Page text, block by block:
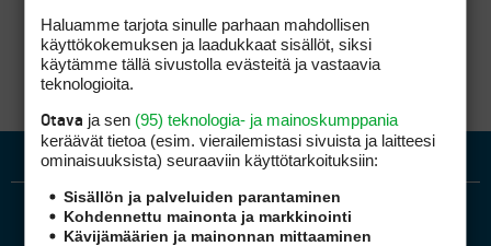
Haluamme tarjota sinulle parhaan mahdollisen
käyttökokemuksen ja laadukkaat sisällöt, siksi
käytämme tällä sivustolla evästeitä ja vastaavia
teknologioita.
Otava ja sen (95) teknologia- ja mainoskumppania
keräävät tietoa (esim. vierailemis­tasi sivuista ja laitteesi
ominaisuuk­sista) seuraaviin käyttötarkoituksiin:
Sisällön ja palveluiden parantaminen
Kohdennettu mainonta ja markkinointi
Kävijämäärien ja mainonnan mittaaminen